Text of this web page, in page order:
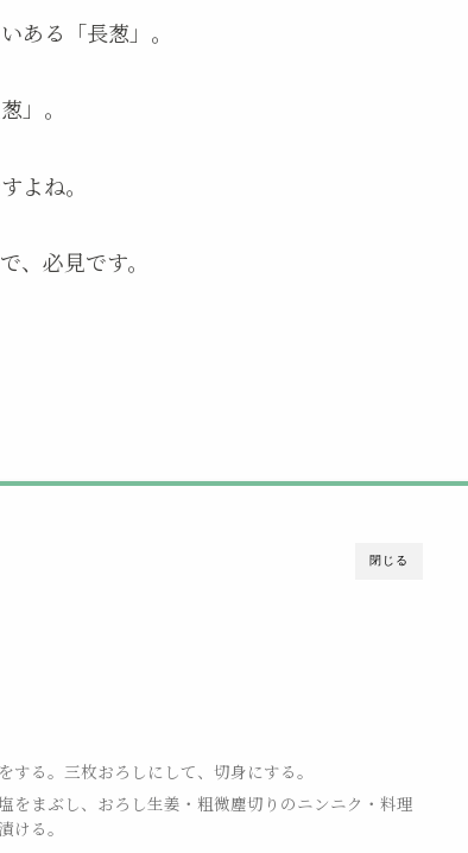
ある「長葱」。
」。
よね。
、必見です。
閉じる
る。三枚おろしにして、切身にする。
まぶし、おろし生姜・粗微塵切りのニンニク・料理
ける。